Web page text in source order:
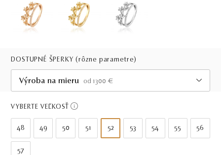
DOSTUPNÉ ŠPERKY(rôzne parametre)
Výroba na mieru
od 1300 €
Do 28 dní
VYBERTE VEĽKOSŤ
48 49 50 51 52 53 54 55 56
57